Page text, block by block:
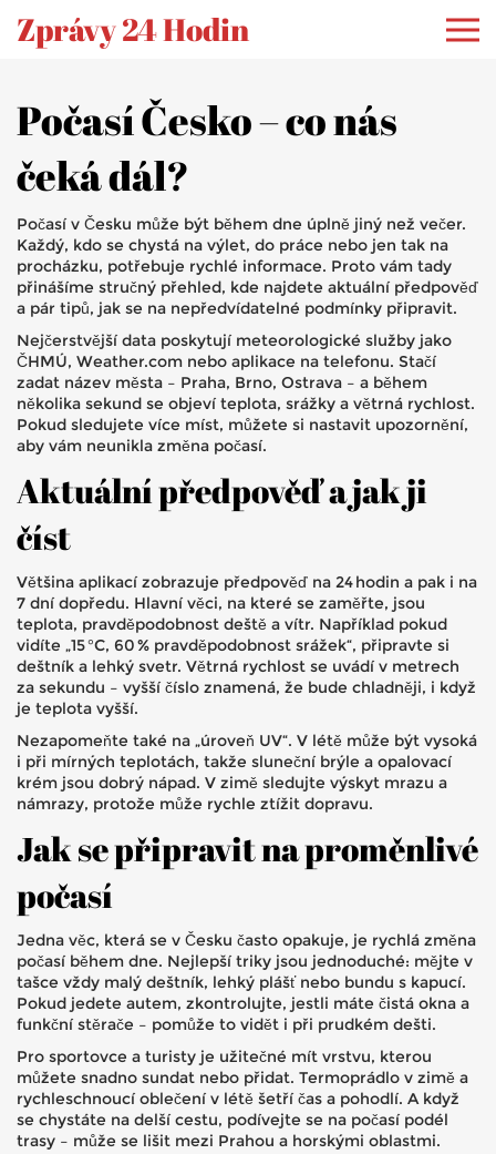
Zprávy 24 Hodin
Počasí Česko – co nás
čeká dál?
Počasí v Česku může být během dne úplně jiný než večer.
Každý, kdo se chystá na výlet, do práce nebo jen tak na
procházku, potřebuje rychlé informace. Proto vám tady
přinášíme stručný přehled, kde najdete aktuální předpověď
a pár tipů, jak se na nepředvídatelné podmínky připravit.
Nejčerstvější data poskytují meteorologické služby jako
ČHMÚ, Weather.com nebo aplikace na telefonu. Stačí
zadat název města – Praha, Brno, Ostrava – a během
několika sekund se objeví teplota, srážky a větrná rychlost.
Pokud sledujete více míst, můžete si nastavit upozornění,
aby vám neunikla změna počasí.
Aktuální předpověď a jak ji
číst
Většina aplikací zobrazuje předpověď na 24 hodin a pak i na
7 dní dopředu. Hlavní věci, na které se zaměřte, jsou
teplota, pravděpodobnost deště a vítr. Například pokud
vidíte „15 °C, 60 % pravděpodobnost srážek“, připravte si
deštník a lehký svetr. Větrná rychlost se uvádí v metrech
za sekundu – vyšší číslo znamená, že bude chladněji, i když
je teplota vyšší.
Nezapomeňte také na „úroveň UV“. V létě může být vysoká
i při mírných teplotách, takže sluneční brýle a opalovací
krém jsou dobrý nápad. V zimě sledujte výskyt mrazu a
námrazy, protože může rychle ztížit dopravu.
Jak se připravit na proměnlivé
počasí
Jedna věc, která se v Česku často opakuje, je rychlá změna
počasí během dne. Nejlepší triky jsou jednoduché: mějte v
tašce vždy malý deštník, lehký plášť nebo bundu s kapucí.
Pokud jedete autem, zkontrolujte, jestli máte čistá okna a
funkční stěrače – pomůže to vidět i při prudkém dešti.
Pro sportovce a turisty je užitečné mít vrstvu, kterou
můžete snadno sundat nebo přidat. Termoprádlo v zimě a
rychleschnoucí oblečení v létě šetří čas a pohodlí. A když
se chystáte na delší cestu, podívejte se na počasí podél
trasy – může se lišit mezi Prahou a horskými oblastmi.